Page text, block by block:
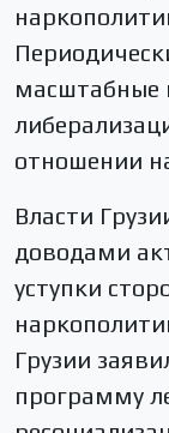
масштабные
отношении
Власти
доводами
уступки
Грузии
программу